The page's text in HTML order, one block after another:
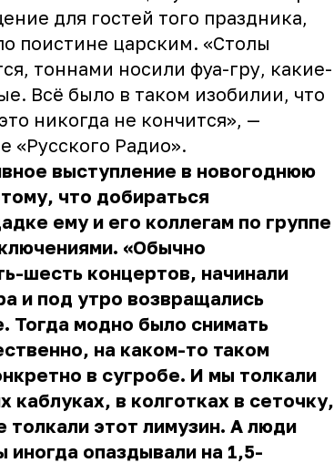
для гостей того праздника,
поистине царским. «Столы
тоннами носили фуа-гру, какие-
Всё было в таком изобилии, что
никогда не кончится», —
«Русского Радио».
выступление в новогоднюю
что добираться
ему и его коллегам по группе
«Обычно
шесть концертов, начинали
и под утро возвращались
Тогда модно было снимать
на каком-то таком
в сугробе. И мы толкали
каблуках, в колготках в сеточку,
толкали этот лимузин. А люди
опаздывали на 1,5-